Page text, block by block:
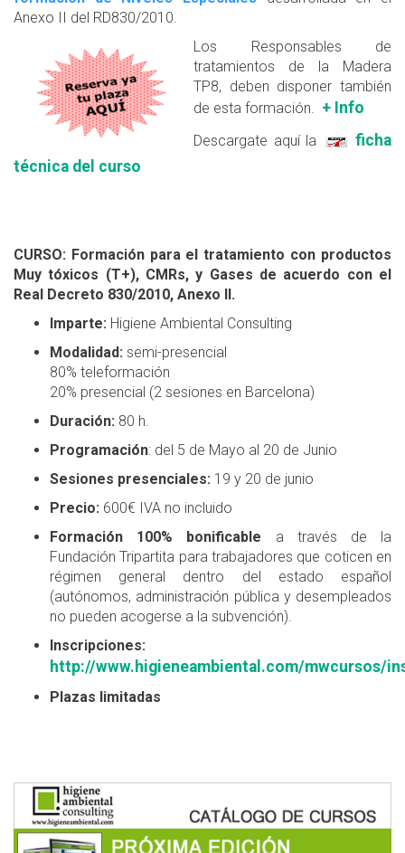
Anexo II del RD830/2010.
Los Responsables de
tratamientos de la Madera
TP8, deben disponer también
de esta formación. + Info
Descargate aquí la
ficha
técnica del curso
CURSO: Formación para el tratamiento con productos
Muy tóxicos (T+), CMRs, y Gases de acuerdo con el
Real Decreto 830/2010, Anexo II.
Imparte: Higiene Ambiental Consulting
Modalidad: semi-presencial
80% teleformación
20% presencial (2 sesiones en Barcelona)
Duración: 80 h.
Programación: del 5 de Mayo al 20 de Junio
Sesiones presenciales: 19 y 20 de junio
Precio: 600€ IVA no incluido
Formación 100% bonificable a través de la
Fundación Tripartita para trabajadores que coticen en
régimen general dentro del estado español
(autónomos, administración pública y desempleados
no pueden acogerse a la subvención).
Inscripciones:
http://www.higieneambiental.com/mwcursos/
Plazas limitadas